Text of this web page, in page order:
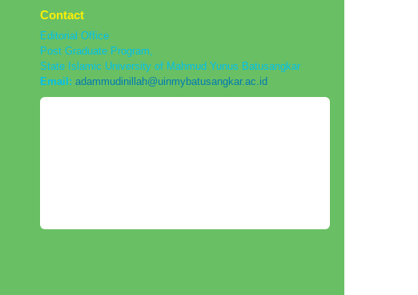
Contact
Editorial Office
Post Graduate Program,
State Islamic University of Mahmud Yunus Batusangkar
Email: adammudinillah@uinmybatusangkar.ac.id